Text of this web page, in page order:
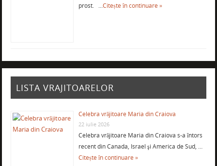
prost. …Citește în continuare »
LISTA VRAJITOARELOR
Celebra vrăjitoare Maria din Craiova
22 iulie 2026
Celebra vrăjitoare Maria din Craiova s-a întors
recent din Canada, Israel şi America de Sud, …
Citește în continuare »